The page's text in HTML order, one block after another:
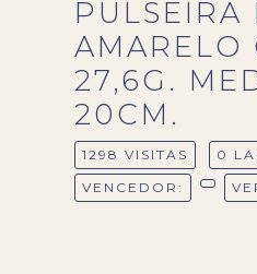
PULSEIRA
AMARELO
27,6G.
20CM.
1298 VISITAS
0
VENCEDOR: